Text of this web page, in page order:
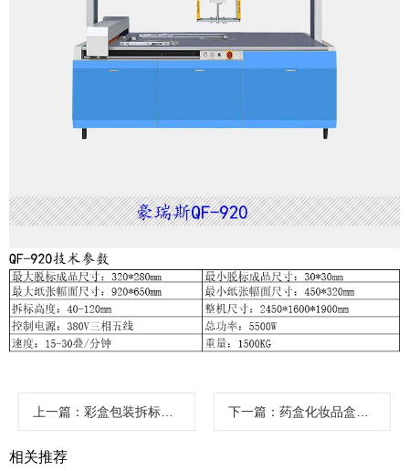
上一篇 ：彩盒包装拆标脱标取品清废机豪瑞斯QF-680 下一篇 ：药盒化妆品盒数控脱标清废机豪瑞斯QF-1050
相关推荐